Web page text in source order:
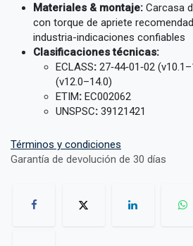
Materiales & montaje: Carcasa
con torque de apriete
industria-indicaciones confiables
Clasificaciones técnicas:
ECLASS: 27‑44‑01‑02
(v12.0–14.0)
ETIM: EC002062
UNSPSC: 39121421
Términos y condiciones
Garantía de devolución de 30 días